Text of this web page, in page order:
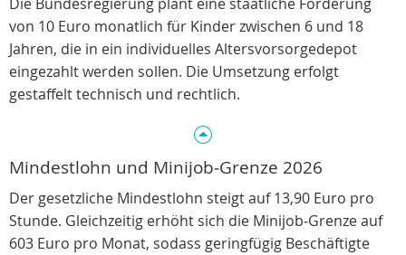
von 10 Euro monatlich für Kinder zwischen 6 und 18
Jahren, die in ein individuelles Altersvorsorgedepot
eingezahlt werden sollen. Die Umsetzung erfolgt
gestaffelt technisch und rechtlich.
Mindestlohn und Minijob‑Grenze 2026
Der gesetzliche Mindestlohn steigt auf 13,90 Euro pro
Stunde. Gleichzeitig erhöht sich die Minijob‑Grenze auf
603 Euro pro Monat, sodass geringfügig Beschäftigte